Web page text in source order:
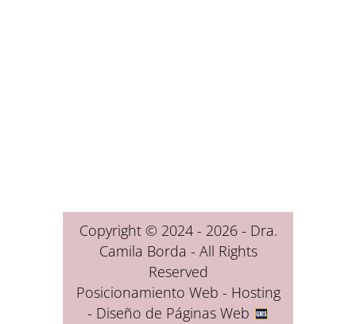
Copyright © 2024 - 2026 - Dra.
Camila Borda - All Rights
Reserved
Posicionamiento Web - Hosting
- Diseño de Páginas Web